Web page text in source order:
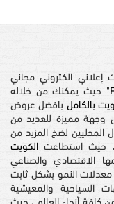
الكتروني مجاني
" حيث يمكنك من خلاله
بالكامل بافضل عروض
بالكامل وجهة مميزة للعديد من
المحليين لضخ المزيد من
الكويت
الاقتصادي والصناعي
معدلات النمو بشكل ثابت
السياحية والمعيشية